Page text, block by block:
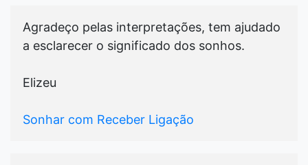
Agradeço pelas interpretações, tem ajudado
a esclarecer o significado dos sonhos.
Elizeu
Sonhar com Receber Ligação